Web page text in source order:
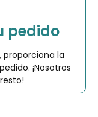
pedido
proporciona la
¡Nosotros